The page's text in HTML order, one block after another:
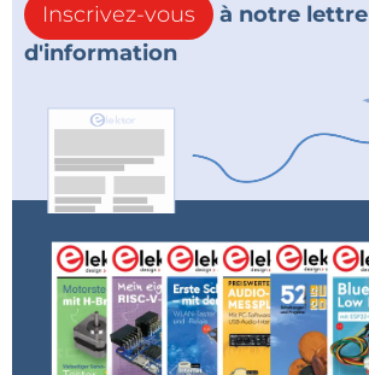
Inscrivez-vous
à notre lettre
d'information